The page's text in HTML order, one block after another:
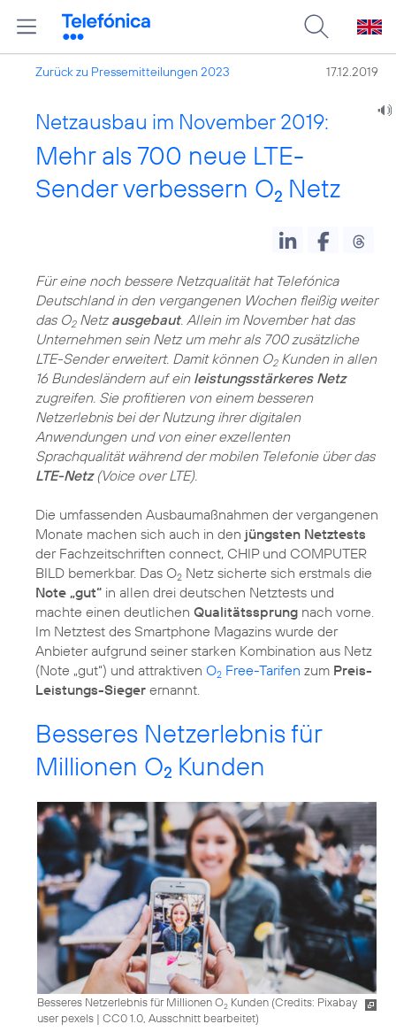
Zurück zu Pressemitteilungen 2023 17.12.2019
Netzausbau im November 2019:
Mehr als 700 neue LTE-
Sender verbessern O2 Netz
Für eine noch bessere Netzqualität hat Telefónica
Deutschland in den vergangenen Wochen fleißig weiter
das O2Netz ausgebaut. Allein im November hat das
Unternehmen sein Netz um mehr als 700 zusätzliche
LTE-Sender erweitert. Damit können O2Kunden in allen
16 Bundesländern auf ein leistungsstärkeres Netz
zugreifen. Sie profitieren von einem besseren
Netzerlebnis bei der Nutzung ihrer digitalen
Anwendungen und von einer exzellenten
Sprachqualität während der mobilen Telefonie über das
LTE-Netz(Voice over LTE).
Die umfassenden Ausbaumaßnahmen der vergangenen
Monate machen sich auch in den jüngsten Netztests
der Fachzeitschriften connect, CHIP und COMPUTER
BILD bemerkbar. Das O2 Netz sicherte sich erstmals die
Note „gut“ in allen drei deutschen Netztests und
machte einen deutlichen Qualitätssprung nach vorne.
Im Netztest des Smartphone Magazins wurde der
Anbieter aufgrund seiner starken Kombination aus Netz
(Note „gut“) und attraktiven O2 Free-Tarifen zum Preis-
Leistungs-Sieger ernannt.
Besseres Netzerlebnis für
Millionen O2 Kunden
Besseres Netzerlebnis für Millionen O2 Kunden (Credits: Pixabay
user pexels | CC0 1.0, Ausschnitt bearbeitet)